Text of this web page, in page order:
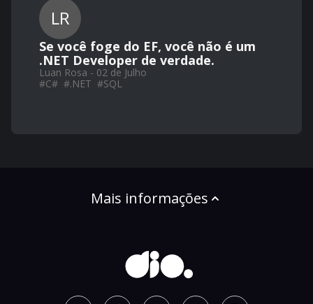
LR
Se você foge do EF, você não é um
.NET Developer de verdade.
Luan Rosa - 02 de Julho
#C# #.NET #SQL
Mais informações